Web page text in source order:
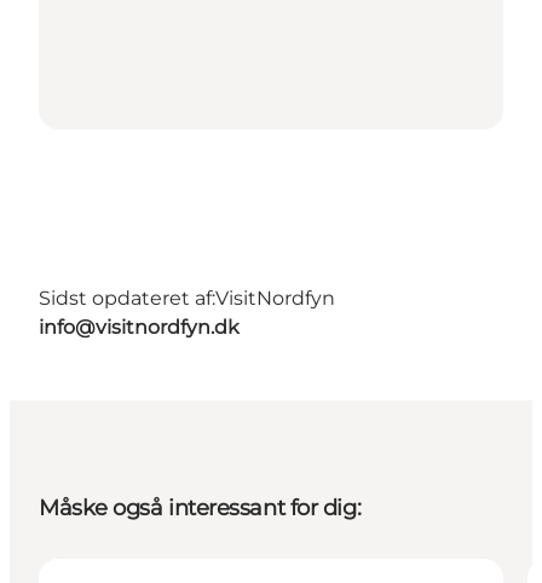
Sidst opdateret af:VisitNordfyn
info@visitnordfyn.dk
Måske også interessant for dig: